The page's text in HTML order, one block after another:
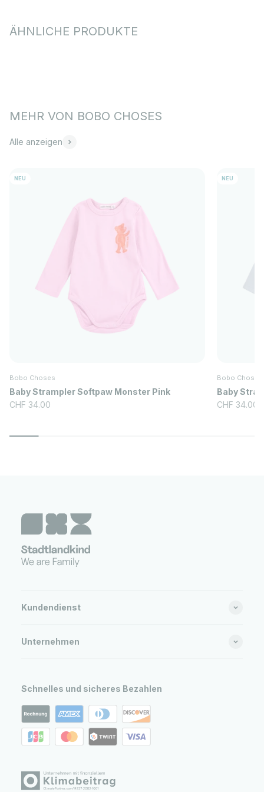
Alle anzeigen
NEU
Bobo Choses
Baby Strampler Softpaw Monster Pink
Angebot
CHF 34.00
NEU
Bobo Choses
Baby
Angebot
CHF 34.00
Kundendienst
Unternehmen
Schnelles und sicheres Bezahlen